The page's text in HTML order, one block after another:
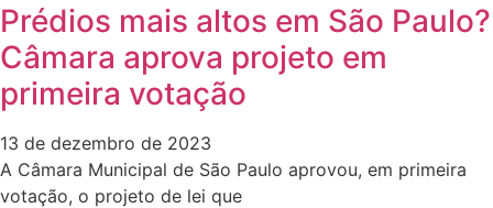
Prédios mais altos em São Paulo?
Câmara aprova projeto em
primeira votação
13 de dezembro de 2023
A Câmara Municipal de São Paulo aprovou, em primeira
votação, o projeto de lei que